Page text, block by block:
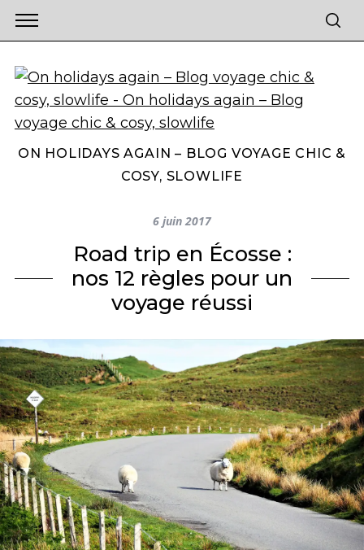
ON HOLIDAYS AGAIN – BLOG VOYAGE CHIC &
COSY, SLOWLIFE
6 juin 2017
Road trip en Écosse :
nos 12 règles pour un
voyage réussi